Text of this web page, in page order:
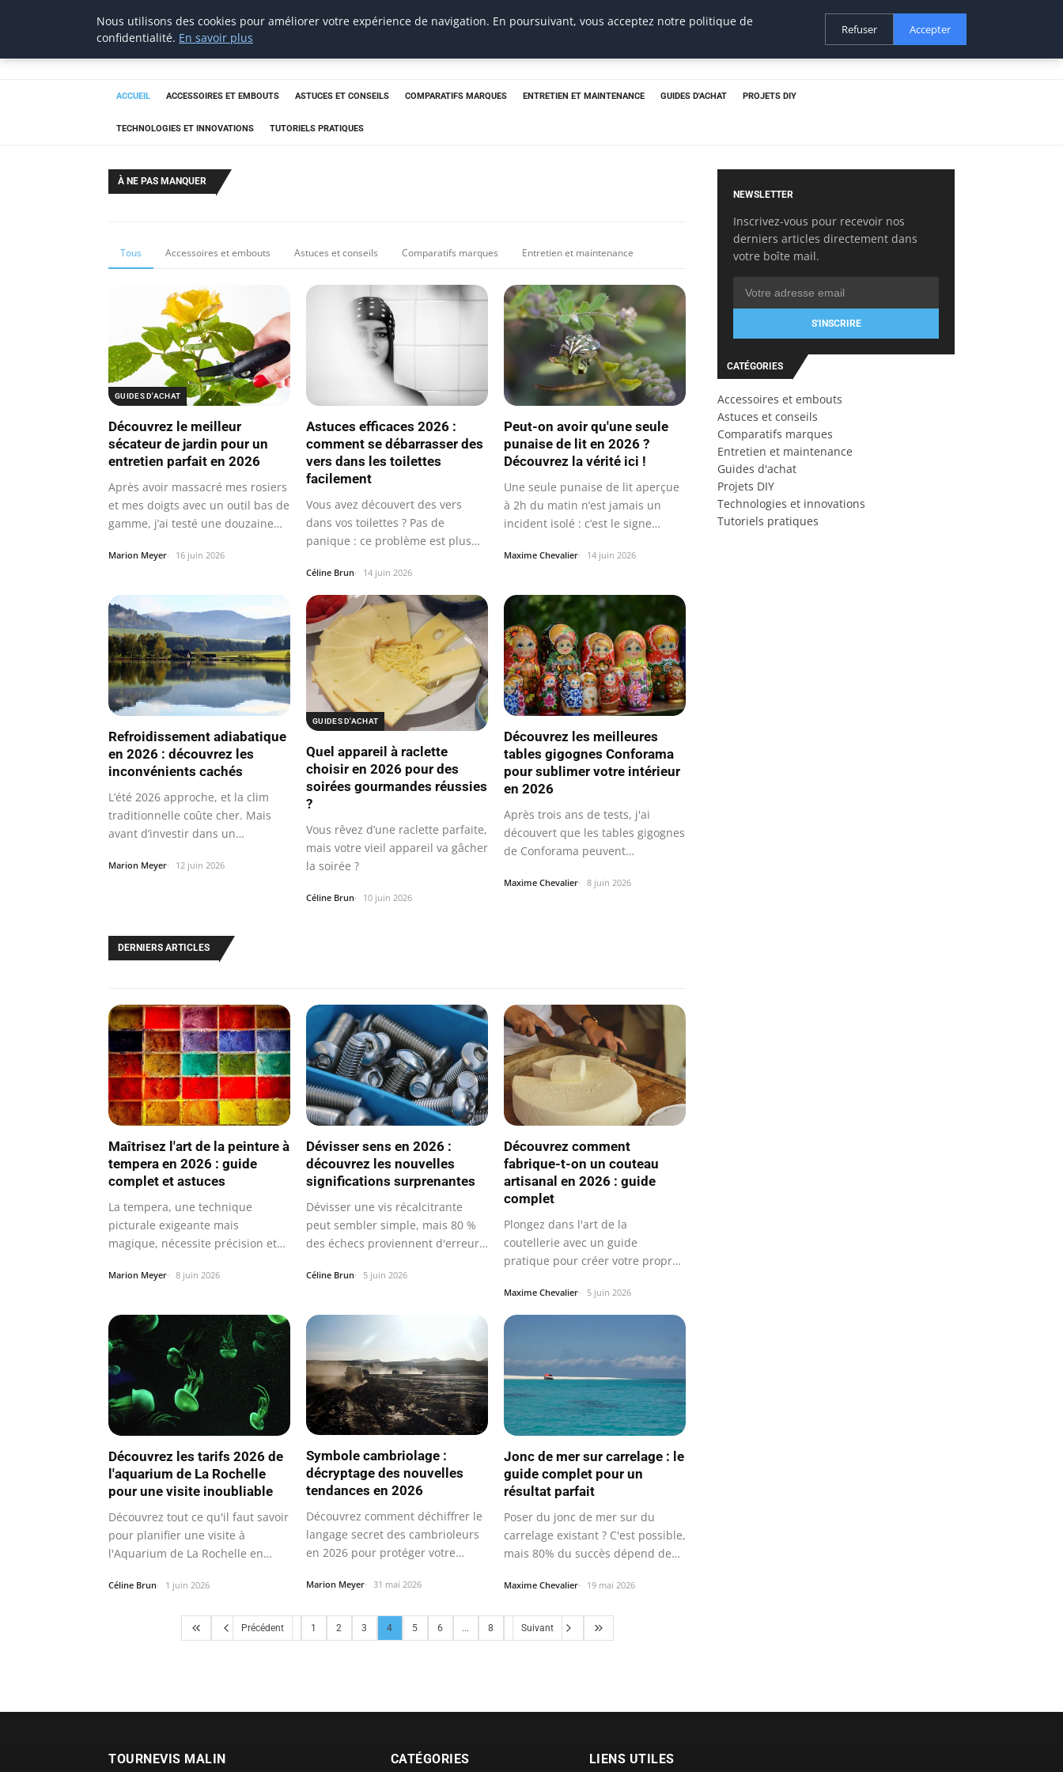
tournevis
malin
ACCUEIL ACCESSOIRES ET EMBOUTS ASTUCES ET CONSEILS COMPARATIFS MARQUES ENTRETIEN ET MAINTENANCE GUIDES D'ACHAT PROJETS DIY
TECHNOLOGIES ET INNOVATIONS TUTORIELS PRATIQUES
À NE PAS MANQUER
Tous Accessoires et embouts Astuces et conseils Comparatifs marques Entretien et maintenance
GUIDES D'ACHAT
Découvrez le meilleur
sécateur de jardin pour un
entretien parfait en 2026
Après avoir massacré mes rosiers
et mes doigts avec un outil bas de
gamme, j’ai testé une douzaine…
Marion Meyer 16 juin 2026
Astuces efficaces 2026 :
comment se débarrasser des
vers dans les toilettes
facilement
Vous avez découvert des vers
dans vos toilettes ? Pas de
panique : ce problème est plus
Céline Brun 14 juin 2026
Peut-on avoir qu'une seule
punaise de lit en 2026 ?
Découvrez la vérité ici !
Une seule punaise de lit aperçue
à 2h du matin n’est jamais un
incident isolé : c’est le signe…
Maxime Chevalier 14 juin 2026
Refroidissement adiabatique
en 2026 : découvrez les
inconvénients cachés
L’été 2026 approche, et la clim
traditionnelle coûte cher. Mais
avant d’investir dans un
Marion Meyer 12 juin 2026
GUIDES D'ACHAT
Quel appareil à raclette
choisir en 2026 pour des
soirées gourmandes réussies
?
Vous rêvez d’une raclette parfaite,
mais votre vieil appareil va gâcher
la soirée ?
Céline Brun 10 juin 2026
Découvrez les meilleures
tables gigognes Conforama
pour sublimer votre intérieur
en 2026
Après trois ans de tests, j'ai
découvert que les tables gigognes
de Conforama peuvent
Maxime Chevalier 8 juin 2026
DERNIERS ARTICLES
Maîtrisez l'art de la peinture à
tempera en 2026 : guide
complet et astuces
La tempera, une technique
picturale exigeante mais
magique, nécessite précision et
Marion Meyer 8 juin 2026
Dévisser sens en 2026 :
découvrez les nouvelles
significations surprenantes
Dévisser une vis récalcitrante
peut sembler simple, mais 80 %
des échecs proviennent d'erreurs
Céline Brun 5 juin 2026
Découvrez comment
fabrique-t-on un couteau
artisanal en 2026 : guide
complet
Plongez dans l'art de la
coutellerie avec un guide
pratique pour créer votre propre
Maxime Chevalier 5 juin 2026
Découvrez les tarifs 2026 de
l'aquarium de La Rochelle
pour une visite inoubliable
Découvrez tout ce qu'il faut savoir
pour planifier une visite à
l'Aquarium de La Rochelle en
Céline Brun 1 juin 2026
Symbole cambriolage :
décryptage des nouvelles
tendances en 2026
Découvrez comment déchiffrer le
langage secret des cambrioleurs
en 2026 pour protéger votre…
Marion Meyer 31 mai 2026
Jonc de mer sur carrelage : le
guide complet pour un
résultat parfait
Poser du jonc de mer sur du
carrelage existant ? C'est possible,
mais 80% du succès dépend de
Maxime Chevalier 19 mai 2026
Précédent 1 2 3 4 5 6 ... 8 Suivant
NEWSLETTER
Inscrivez-vous pour recevoir nos
derniers articles directement dans
votre boîte mail.
S'INSCRIRE
CATÉGORIES
Accessoires et embouts
Astuces et conseils
Comparatifs marques
Entretien et maintenance
Guides d'achat
Projets DIY
Technologies et innovations
Tutoriels pratiques
TOURNEVIS MALIN CATÉGORIES LIENS UTILES
Nous utilisons des cookies pour améliorer votre expérience de navigation. En poursuivant, vous acceptez notre politique de
confidentialité. En savoir plus
Refuser Accepter